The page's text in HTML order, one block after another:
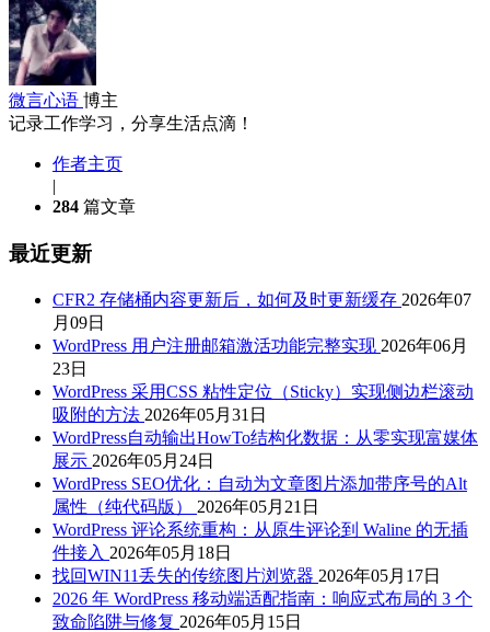
微言心语 博主
记录工作学习，分享生活点滴！
作者主页
|
284 篇文章
最近更新
CFR2 存储桶内容更新后，如何及时更新缓存 2026年07
月09日
WordPress 用户注册邮箱激活功能完整实现 2026年06月
23日
WordPress 采用CSS 粘性定位（Sticky）实现侧边栏滚动
吸附的方法 2026年05月31日
WordPress自动输出HowTo结构化数据：从零实现富媒体
展示 2026年05月24日
WordPress SEO优化：自动为文章图片添加带序号的Alt
属性（纯代码版） 2026年05月21日
WordPress 评论系统重构：从原生评论到 Waline 的无插
件接入 2026年05月18日
找回WIN11丢失的传统图片浏览器 2026年05月17日
2026 年 WordPress 移动端适配指南：响应式布局的 3 个
致命陷阱与修复 2026年05月15日